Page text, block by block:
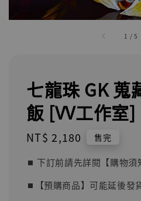
1 /5
七龍珠 GK 蒐
飯 [VV工作室]
Regular
NT$ 2,180 售完
⏹︎ 下訂前請先詳閱【購物須
⏹︎【預購商品】可能延後發